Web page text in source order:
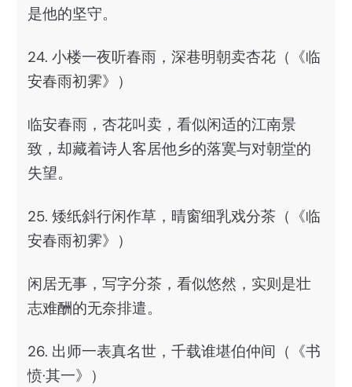
是他的坚守。
24. 小楼一夜听春雨，深巷明朝卖杏花（《临
安春雨初霁》）
临安春雨，杏花叫卖，看似闲适的江南景
致，却藏着诗人客居他乡的落寞与对朝堂的
失望。
25. 矮纸斜行闲作草，晴窗细乳戏分茶（《临
安春雨初霁》）
闲居无事，写字分茶，看似悠然，实则是壮
志难酬的无奈排遣。
26. 出师一表真名世，千载谁堪伯仲间（《书
愤·其一》）